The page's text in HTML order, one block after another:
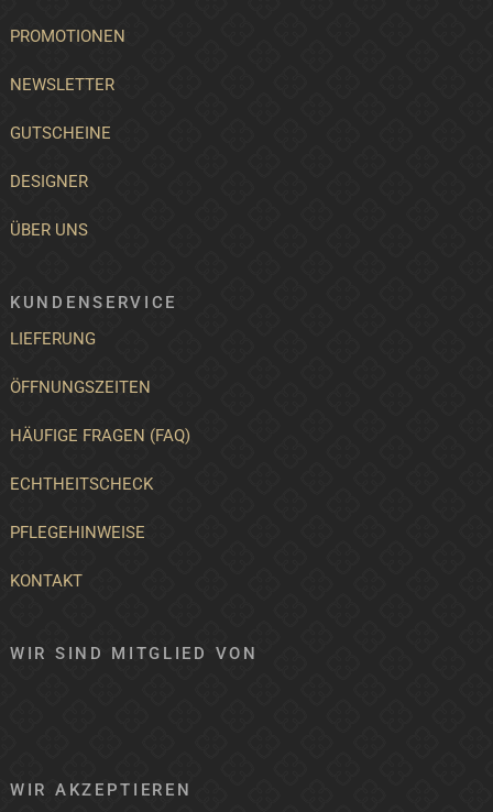
PROMOTIONEN
NEWSLETTER
GUTSCHEINE
DESIGNER
ÜBER UNS
KUNDENSERVICE
LIEFERUNG
ÖFFNUNGSZEITEN
HÄUFIGE FRAGEN (FAQ)
ECHTHEITSCHECK
PFLEGEHINWEISE
KONTAKT
WIR SIND MITGLIED VON
WIR AKZEPTIEREN